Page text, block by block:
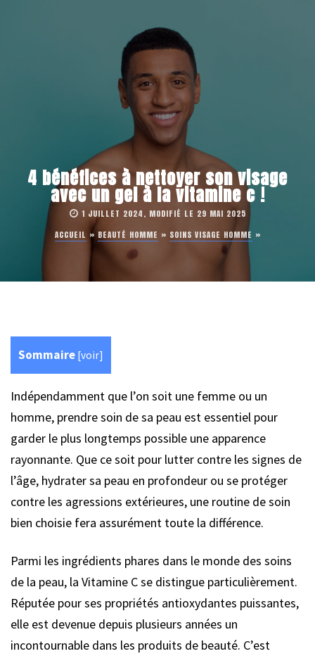
4 bénéfices à nettoyer son visage
avec un gel à la vitamine c !
1 JUILLET 2024, MODIFIÉ LE 29 MAI 2025
ACCUEIL » BEAUTÉ HOMME » SOINS VISAGE HOMME »
Sommaire [voir]
Indépendamment que l’on soit une femme ou un
homme, prendre soin de sa peau est essentiel pour
garder le plus longtemps possible une apparence
rayonnante. Que ce soit pour lutter contre les signes de
l’âge, hydrater sa peau en profondeur ou se protéger
contre les agressions extérieures, une routine de soin
bien choisie fera assurément toute la différence.
Parmi les ingrédients phares dans le monde des soins
de la peau, la Vitamine C se distingue particulièrement.
Réputée pour ses propriétés antioxydantes puissantes,
elle est devenue depuis plusieurs années un
incontournable dans les produits de beauté. C’est